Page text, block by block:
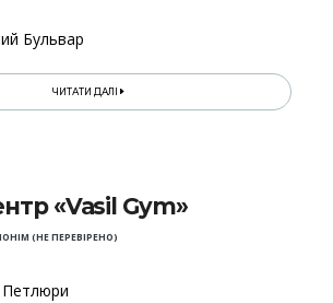
Бульвар
ЧИТАТИ ДАЛІ
«Vasil Gym»
(НЕ ПЕРЕВІРЕНО)